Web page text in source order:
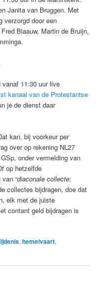
Janita van Bruggen. Met
verzorgd door een
Blaauw, Martin de Bruijn,
11:30 uur live
kanaal van de Protestantse
je de dienst daar
kan, bij voorkeur per
over op rekening NL27
onder vermelding van
op hetzelfde
“diaconale collecte:
collectes bijdragen, doe dat
elk met de juiste
contant geld bijdragen is
,hemelvaart,